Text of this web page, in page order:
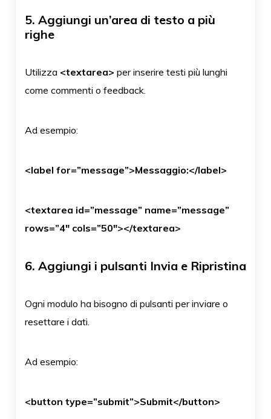
5. Aggiungi un’area di testo a più
righe
Utilizza <textarea> per inserire testi più lunghi
come commenti o feedback.
Ad esempio:
<label for=”message”>Messaggio:</label>
<textarea id=”message” name=”message”
rows=”4″ cols=”50″></textarea>
6. Aggiungi i pulsanti Invia e Ripristina
Ogni modulo ha bisogno di pulsanti per inviare o
resettare i dati.
Ad esempio:
<button type=”submit”>Submit</button>